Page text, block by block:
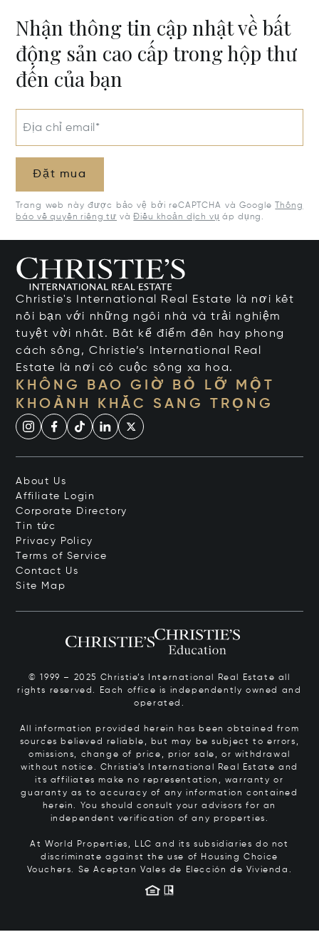
Nhận thông tin cập nhật về bất
động sản cao cấp trong hộp thư
đến của bạn
Địa chỉ email*
Đặt mua
Trang web này được bảo vệ bởi reCAPTCHA và Google
Thông
báo về quyền riêng tư vàĐiều khoản dịch vụ áp dụng.
Christie's International Real Estate là nơi kết
nối bạn với những ngôi nhà và trải nghiệm
tuyệt vời nhất. Bất kể điểm đến hay phong
cách sống, Christie’s International Real
Estate là nơi có cuộc sống xa hoa.
KHÔNG BAO GIỜ BỎ LỠ MỘT
KHOẢNH KHẮC SANG TRỌNG
About Us
Affiliate Login
Corporate Directory
Tin tức
Privacy Policy
Terms of Service
Contact Us
Site Map
© 1999 – 2025 Christie’s International Real Estate all
rights reserved. Each office is independently owned and
operated.
All information provided herein has been obtained from
sources believed reliable, but may be subject to errors,
omissions, change of price, prior sale, or withdrawal
without notice. Christie’s International Real Estate and
its affiliates make no representation, warranty or
guaranty as to accuracy of any information contained
herein. You should consult your advisors for an
independent verification of any properties.
At World Properties, LLC and its subsidiaries do not
discriminate against the use of Housing Choice
Vouchers. Se Aceptan Vales de Elección de Vivienda.